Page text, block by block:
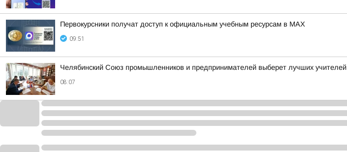
Первокурсники получат доступ к официальным учебным ресурсам в MAX
09:51
Челябинский Союз промышленников и предпринимателей выберет лучших учителей
08:07